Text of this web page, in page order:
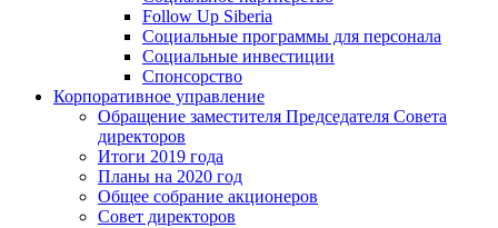
Follow Up Siberia
Социальные программы для персонала
Социальные инвестиции
Спонсорство
Корпоративное управление
Обращение заместителя Председателя Совета
директоров
Итоги 2019 года
Планы на 2020 год
Общее собрание акционеров
Совет директоров